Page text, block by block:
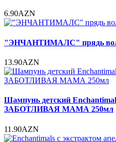
6.90AZN
"ЭНЧАНТИМАЛС" прядь
13.90AZN
Шампунь детский
ЗАБОТЛИВАЯ МАМА 250мл
11.90AZN